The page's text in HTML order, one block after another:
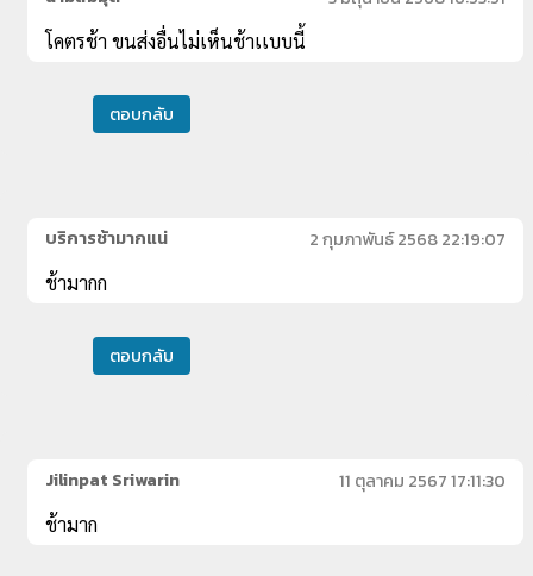
โคตรช้า ขนส่งอื่นไม่เห็นช้าเเบบนี้
ตอบกลับ
บริการช้ามากแน่ 2 กุมภาพันธ์ 2568 22:19:07
ช้ามากก
ตอบกลับ
Jilinpat Sriwarin 11 ตุลาคม 2567 17:11:30
ช้ามาก